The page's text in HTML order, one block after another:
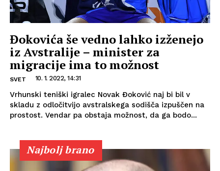
Đokovića še vedno lahko izženejo
iz Avstralije – minister za
migracije ima to možnost
SVET 10. 1. 2022, 14:31
Vrhunski teniški igralec Novak Đoković naj bi bil v
skladu z odločitvijo avstralskega sodišča izpuščen na
prostost. Vendar pa obstaja možnost, da ga bodo...
Najbolj brano